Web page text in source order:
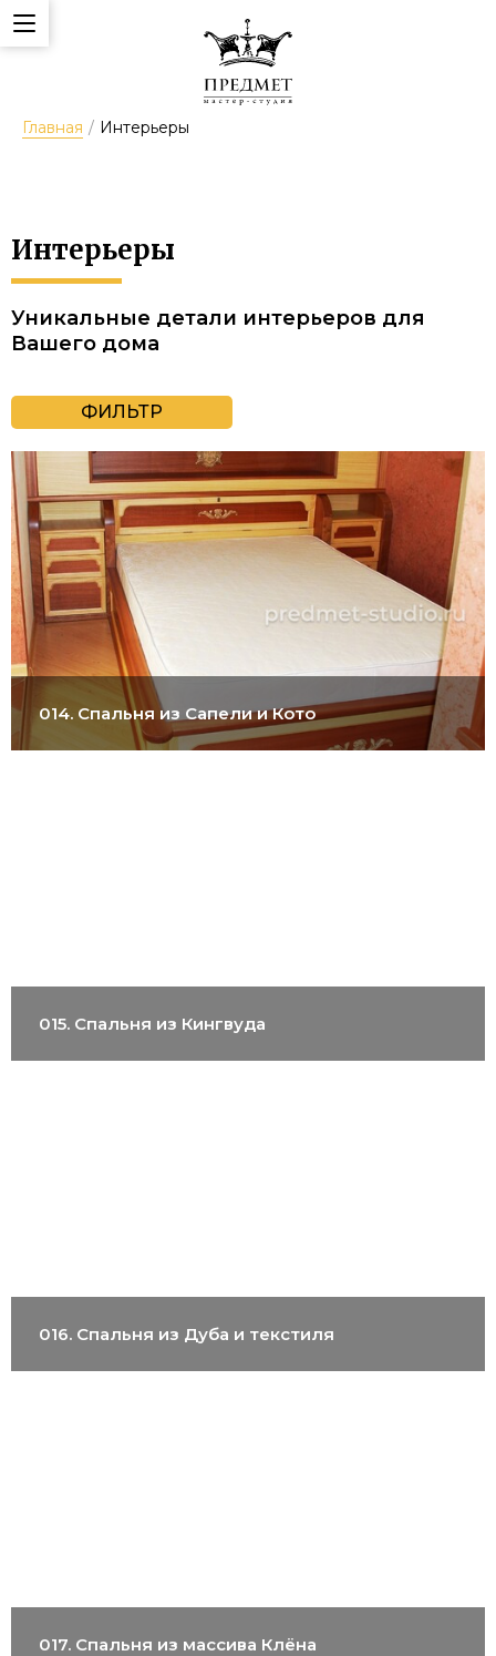
Главная / Интерьеры
Интерьеры
Уникальные детали интерьеров для
Вашего дома
ФИЛЬТР
014. Спальня из Сапели и Кото
015. Спальня из Кингвуда
016. Спальня из Дуба и текстиля
017. Спальня из массива Клёна